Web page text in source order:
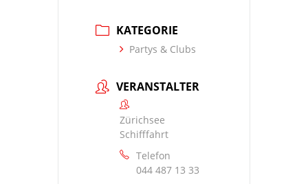
KATEGORIE
Partys & Clubs
VERANSTALTER
Zürichsee
Schifffahrt
Telefon
044 487 13 33